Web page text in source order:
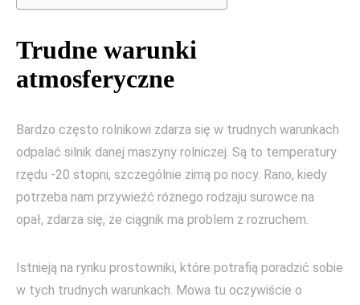
Trudne warunki
atmosferyczne
Bardzo często rolnikowi zdarza się w trudnych warunkach
odpalać silnik danej maszyny rolniczej. Są to temperatury
rzędu -20 stopni, szczególnie zimą po nocy. Rano, kiedy
potrzeba nam przywieźć różnego rodzaju surowce na
opał, zdarza się, że ciągnik ma problem z rozruchem.
Istnieją na rynku prostowniki, które potrafią poradzić sobie
w tych trudnych warunkach. Mowa tu oczywiście o